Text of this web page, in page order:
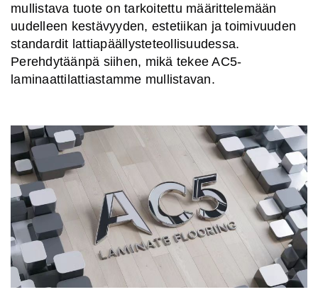
mullistava tuote on tarkoitettu määrittelemään
uudelleen kestävyyden, estetiikan ja toimivuuden
standardit lattiapäällysteteollisuudessa.
Perehdytäänpä siihen, mikä tekee AC5-
laminaattilattiastamme mullistavan.